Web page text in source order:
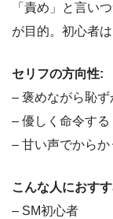
「責め」と言い
が目的。初心者
セリフの方向性:
– 褒めながら恥ず
– 優しく命令する
– 甘い声でからか
こんな人におす
– SM初心者